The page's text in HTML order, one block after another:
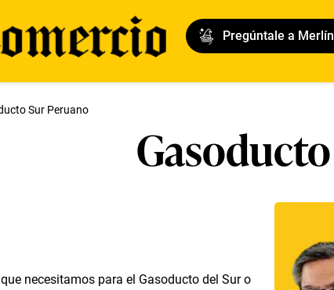
Pregúntale a
Sur Peruano
necesitamos para el Gasoducto del Sur o